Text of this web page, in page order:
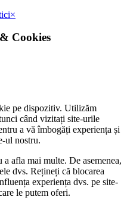
×
& Cookies
pe dispozitiv. Utilizăm
când vizitați site-urile
a vă îmbogăți experiența și
ul nostru.
afla mai multe. De asemenea,
dvs. Rețineți că blocarea
experiența dvs. pe site-
le putem oferi.